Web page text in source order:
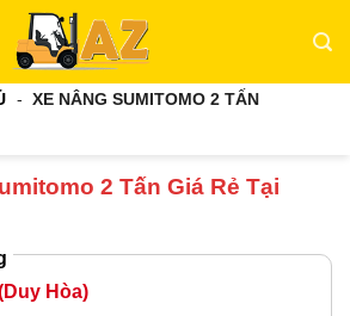
- XE NÂNG SUMITOMO 2 TẤN
2 Tấn Giá Rẻ Tại
Hòa)